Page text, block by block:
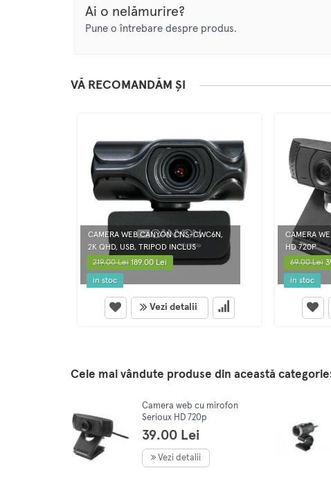
Ai o nelămurire?
Pune o întrebare despre produs.
VĂ RECOMANDĂM ȘI
CAMERA WEB CANYON CNS-CWC6N,
2K QHD, USB, TRIPOD INCLUS
219.00 Lei189.00 Lei
in stoc
Vezi detalii
CAMERA
HD 720P
69.00 Lei
in stoc
Cele mai vândute produse din această
Camera web cu mirofon
Serioux HD 720p
39.00 Lei
Vezi detalii